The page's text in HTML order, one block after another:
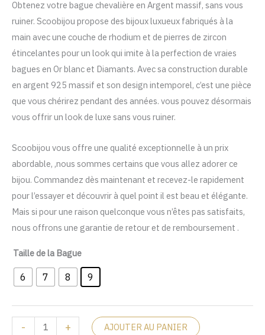
Obtenez votre bague chevalière en Argent massif, sans vous
ruiner. Scoobijou propose des bijoux luxueux fabriqués à la
main avec une couche de rhodium et de pierres de zircon
étincelantes pour un look qui imite à la perfection de vraies
bagues en Or blanc et Diamants. Avec sa construction durable
en argent 925 massif et son design intemporel, c’est une pièce
que vous chérirez pendant des années. vous pouvez désormais
vous offrir un look de luxe sans vous ruiner.
Scoobijou vous offre une qualité exceptionnelle à un prix
abordable, ,nous sommes certains que vous allez adorer ce
bijou. Commandez dès maintenant et recevez-le rapidement
pour l’essayer et découvrir à quel point il est beau et élégante.
Mais si pour une raison quelconque vous n’êtes pas satisfaits,
nous offrons une garantie de retour et de remboursement .
Taille de la Bague
6 7 8 9
-
Argent
+ AJOUTER AU PANIER